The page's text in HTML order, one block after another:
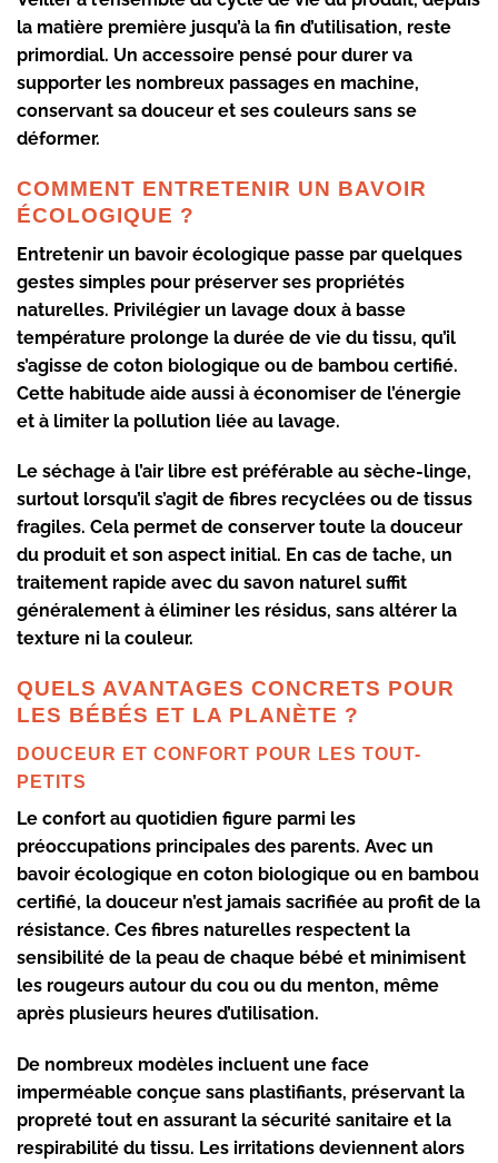
la matière première jusqu’à la fin d’utilisation, reste
primordial. Un accessoire pensé pour durer va
supporter les nombreux passages en machine,
conservant sa douceur et ses couleurs sans se
déformer.
COMMENT ENTRETENIR UN BAVOIR
ÉCOLOGIQUE ?
Entretenir un bavoir écologique passe par quelques
gestes simples pour préserver ses propriétés
naturelles. Privilégier un lavage doux à basse
température prolonge la durée de vie du tissu, qu’il
s’agisse de coton biologique ou de bambou certifié.
Cette habitude aide aussi à économiser de l’énergie
et à limiter la pollution liée au lavage.
Le séchage à l’air libre est préférable au sèche-linge,
surtout lorsqu’il s’agit de fibres recyclées ou de tissus
fragiles. Cela permet de conserver toute la douceur
du produit et son aspect initial. En cas de tache, un
traitement rapide avec du savon naturel suffit
généralement à éliminer les résidus, sans altérer la
texture ni la couleur.
QUELS AVANTAGES CONCRETS POUR
LES BÉBÉS ET LA PLANÈTE ?
DOUCEUR ET CONFORT POUR LES TOUT-
PETITS
Le confort au quotidien figure parmi les
préoccupations principales des parents. Avec un
bavoir écologique en coton biologique ou en bambou
certifié, la douceur n’est jamais sacrifiée au profit de la
résistance. Ces fibres naturelles respectent la
sensibilité de la peau de chaque bébé et minimisent
les rougeurs autour du cou ou du menton, même
après plusieurs heures d’utilisation.
De nombreux modèles incluent une face
imperméable conçue sans plastifiants, préservant la
propreté tout en assurant la sécurité sanitaire et la
respirabilité du tissu. Les irritations deviennent alors